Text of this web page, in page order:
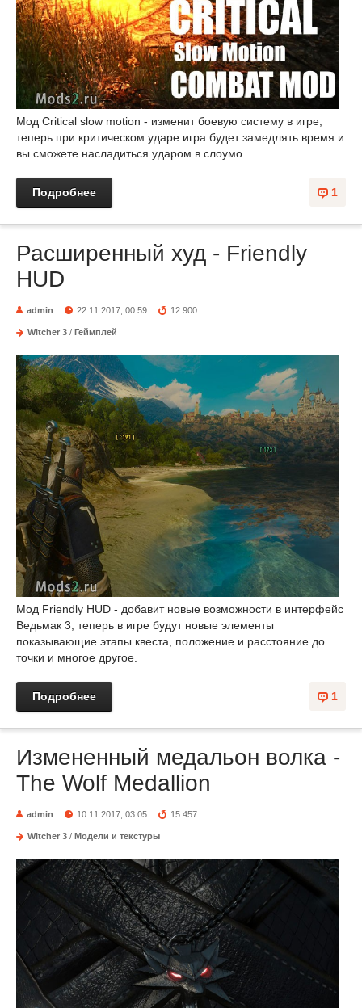
Мод Critical slow motion - изменит боевую систему в игре,
теперь при критическом ударе игра будет замедлять время и
вы сможете насладиться ударом в слоумо.
1
Подробнее
Расширенный худ - Friendly
HUD
admin 22.11.2017, 00:59 12 900
Witcher 3 / Геймплей
Мод Friendly HUD - добавит новые возможности в интерфейс
Ведьмак 3, теперь в игре будут новые элементы
показывающие этапы квеста, положение и расстояние до
точки и многое другое.
1
Подробнее
Измененный медальон волка -
The Wolf Medallion
admin 10.11.2017, 03:05 15 457
Witcher 3 / Модели и текстуры